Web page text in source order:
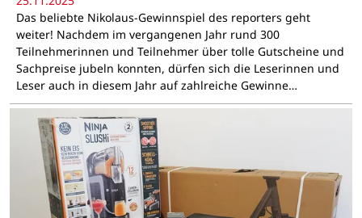
Das beliebte Nikolaus-Gewinnspiel des reporters geht
weiter! Nachdem im vergangenen Jahr rund 300
Teilnehmerinnen und Teilnehmer über tolle Gutscheine und
Sachpreise jubeln konnten, dürfen sich die Leserinnen und
Leser auch in diesem Jahr auf zahlreiche Gewinne…